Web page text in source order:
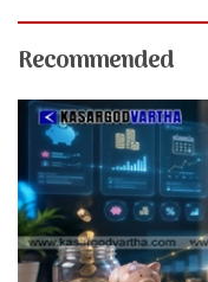
Recommended